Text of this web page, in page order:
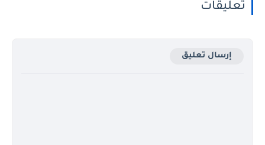
تعليقات
إرسال تعليق